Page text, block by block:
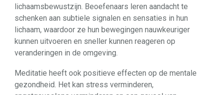
lichaamsbewustzijn. Beoefenaars leren aandacht te
schenken aan subtiele signalen en sensaties in hun
lichaam, waardoor ze hun bewegingen nauwkeuriger
kunnen uitvoeren en sneller kunnen reageren op
veranderingen in de omgeving.
Meditatie heeft ook positieve effecten op de mentale
gezondheid. Het kan stress verminderen,